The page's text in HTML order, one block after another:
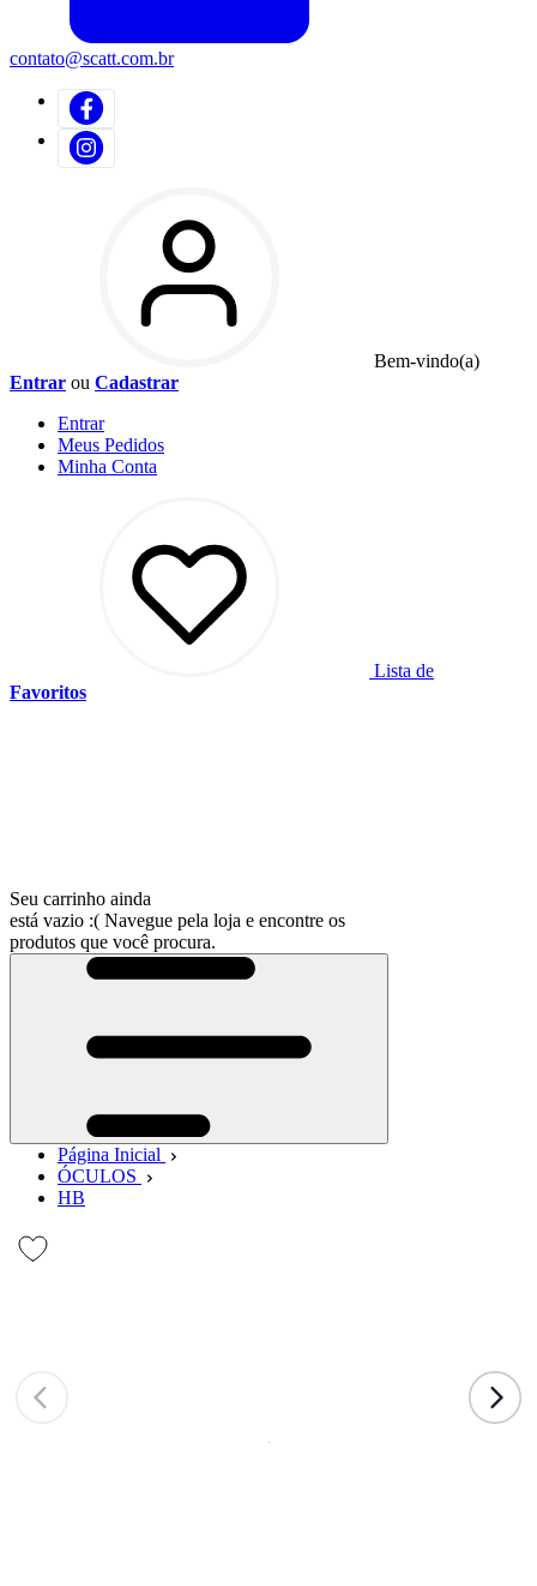
contato@scatt.com.br
Bem-vindo(a)
Entrar ou Cadastrar
Entrar
Meus Pedidos
Minha Conta
Lista de
Favoritos
Seu carrinho ainda
está vazio :( Navegue pela loja e encontre os
produtos que você procura.
Página Inicial
ÓCULOS
HB